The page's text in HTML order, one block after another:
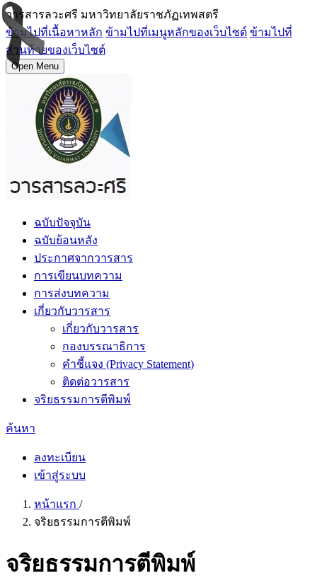
วารสารลวะศรี มหาวิทยาลัยราชภัฏเทพสตรี
ข้ามไปที่เนื้อหาหลัก ข้ามไปที่เมนูหลักของเว็บไซต์ ข้ามไปที่
ส่วนท้ายของเว็บไซต์
Open Menu
ฉบับปัจจุบัน
ฉบับย้อนหลัง
ประกาศจากวารสาร
การเขียนบทความ
การส่งบทความ
เกี่ยวกับวารสาร
เกี่ยวกับวารสาร
กองบรรณาธิการ
คำชี้แจง (Privacy Statement)
ติดต่อวารสาร
จริยธรรมการตีพิมพ์
ค้นหา
ลงทะเบียน
เข้าสู่ระบบ
หน้าแรก /
จริยธรรมการตีพิมพ์
จริยธรรมการตีพิมพ์